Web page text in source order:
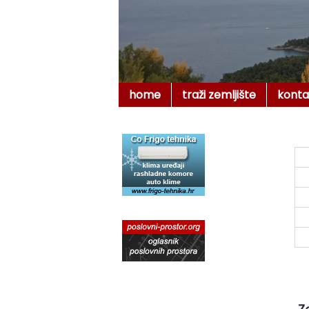
home traži zemljište